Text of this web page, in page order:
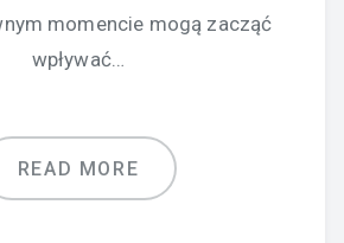
momencie mogą zacząć
wpływać…
READ MORE